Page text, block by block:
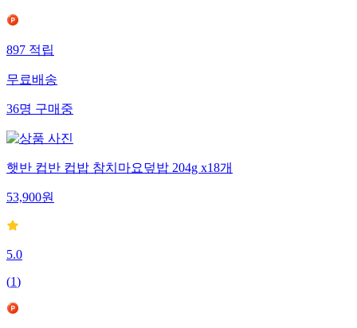
897 적립
무료배송
36명 구매중
햇반 컵반 컵밥 참치마요덮밥 204g x18개
53,900원
5.0
(1)